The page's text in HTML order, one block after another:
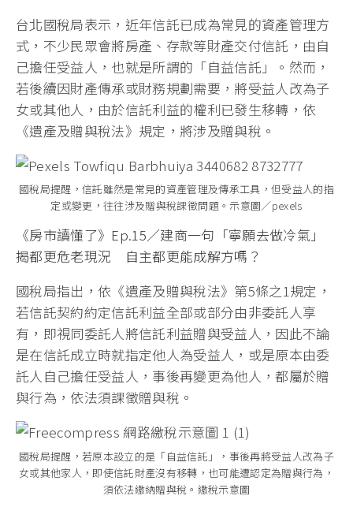
台北國稅局表示，近年信託已成為常見的資產管理方
式，不少民眾會將房產、存款等財產交付信託，由自
己擔任受益人，也就是所謂的「自益信託」。然而，
若後續因財產傳承或財務規劃需要，將受益人改為子
女或其他人，由於信託利益的權利已發生移轉，依
《遺產及贈與稅法》規定，將涉及贈與稅。
國稅局提醒，信託雖然是常見的資產管理及傳承工具，但受益人的指
定或變更，往往涉及贈與稅課徵問題。示意圖／pexels
《房市讀懂了》Ep.15／建商一句「寧願去做冷氣」
揭都更危老現況 自主都更能成解方嗎？
國稅局指出，依《遺產及贈與稅法》第5條之1規定，
若信託契約約定信託利益全部或部分由非委託人享
有，即視同委託人將信託利益贈與受益人，因此不論
是在信託成立時就指定他人為受益人，或是原本由委
託人自己擔任受益人，事後再變更為他人，都屬於贈
與行為，依法須課徵贈與稅。
國稅局提醒，若原本設立的是「自益信託」，事後再將受益人改為子
女或其他家人，即使信託財產沒有移轉，也可能遭認定為贈與行為，
須依法繳納贈與稅。繳稅示意圖